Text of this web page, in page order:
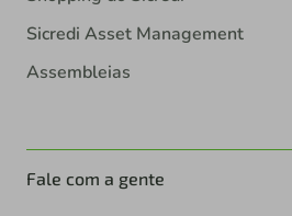
Sicredi Asset Management
Assembleias
Fale com a gente